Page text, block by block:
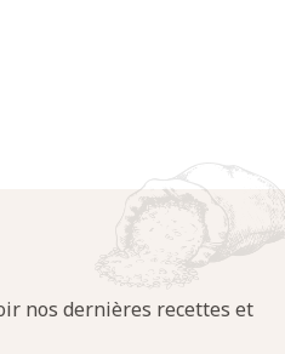
nos dernières recettes et